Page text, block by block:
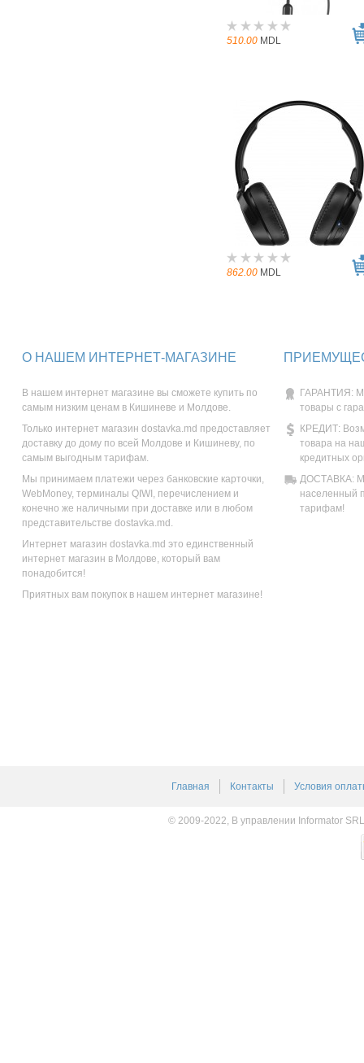
510.00 MDL
862.00 MDL
О НАШЕМ ИНТЕРНЕТ-МАГАЗИНЕ
В нашем интернет магазине вы сможете купить по
самым низким ценам в Кишиневе и Молдове.
Только интернет магазин dostavka.md предоставляет
доставку до дому по всей Молдове и Кишиневу, по
самым выгодным тарифам.
Мы принимаем платежи через банковские карточки,
WebMoney, терминалы QIWI, перечислением и
конечно же наличными при доставке или в любом
представительстве dostavka.md.
Интернет магазин dostavka.md это единственный
интернет магазин в Молдове, который вам
понадобится!
Приятных вам покупок в нашем интернет магазине!
ГАРАНТИЯ:
товары с
КРЕДИТ:
товара на
кредитных
ДОСТАВКА:
населенный
тарифам!
Главная Контакты Условия
© 2009-2022, В управлении Informator SRL